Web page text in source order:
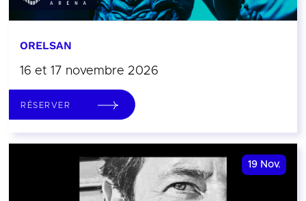
ORELSAN
16 et 17 novembre 2026
RÉSERVER
19 Nov.